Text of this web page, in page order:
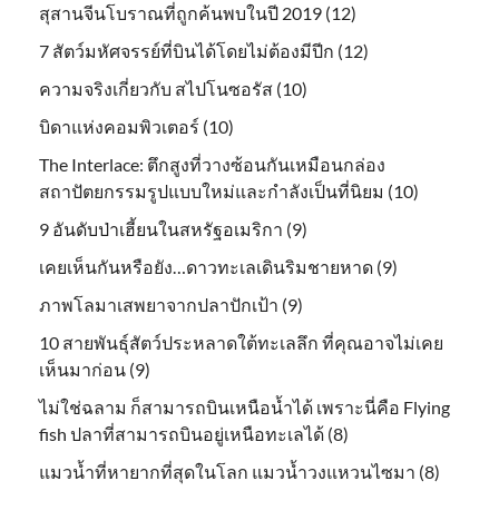
สุสานจีนโบราณที่ถูกค้นพบในปี 2019 (12)
7 สัตว์มหัศจรรย์ที่บินได้โดยไม่ต้องมีปีก (12)
ความจริงเกี่ยวกับ สไปโนซอรัส (10)
บิดาแห่งคอมพิวเตอร์ (10)
The Interlace: ตึกสูงที่วางซ้อนกันเหมือนกล่อง
สถาปัตยกรรมรูปแบบใหม่และกำลังเป็นที่นิยม (10)
9 อันดับป่าเฮี้ยนในสหรัฐอเมริกา (9)
เคยเห็นกันหรือยัง…ดาวทะเลเดินริมชายหาด (9)
ภาพโลมาเสพยาจากปลาปักเป้า (9)
10 สายพันธุ์สัตว์ประหลาดใต้ทะเลลึก ที่คุณอาจไม่เคย
เห็นมาก่อน (9)
ไม่ใช่ฉลาม ก็สามารถบินเหนือน้ำได้ เพราะนี่คือ Flying
fish ปลาที่สามารถบินอยู่เหนือทะเลได้ (8)
แมวน้ำที่หายากที่สุดในโลก แมวน้ำวงแหวนไซมา (8)